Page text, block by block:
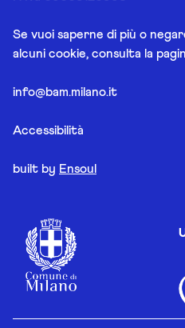
Se vuoi saperne di più o
alcuni cookie, consulta la
info@bam.milano.it
Accessibilità
built by Ensoul